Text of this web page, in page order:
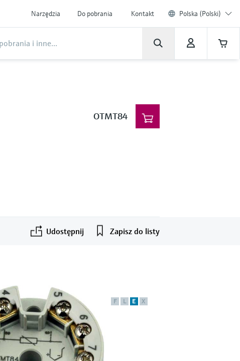
Narzędzia Do pobrania Kontakt Polska (Polski)
OTMT84
Udostępnij Zapisz do listy
F L E X